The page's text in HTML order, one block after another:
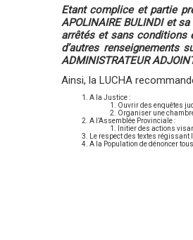
Etant complice et partie
APOLINAIRE BULINDI et
arrêtés et sans conditions
d’autres renseignements
ADMINISTRATEUR
Ainsi, la LUCHA
A la Justice :
Ouvrir des enquêtes
Organiser une
A l’Assemblée Provinciale :
Initier des actions
Le respect des textes régissant
A la Population de dénoncer